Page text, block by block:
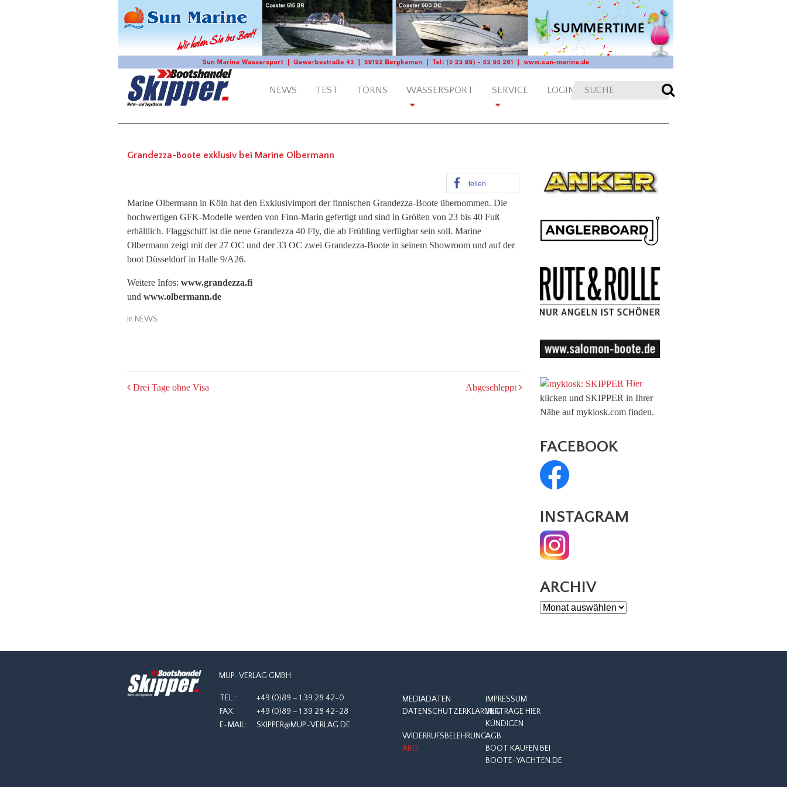
NEWS TEST TÖRNS WASSERSPORT SERVICE LOGIN
Grandezza-Boote exklusiv bei Marine Olbermann
teilen
Marine Olbermann in Köln hat den Exklusivimport der finnischen Grandezza-Boote übernommen. Die
hochwertigen GFK-Modelle werden von Finn-Marin gefertigt und sind in Größen von 23 bis 40 Fuß
erhältlich. Flaggschiff ist die neue Grandezza 40 Fly, die ab Frühling verfügbar sein soll. Marine
Olbermann zeigt mit der 27 OC und der 33 OC zwei Grandezza-Boote in seinem Showroom und auf der
boot Düsseldorf in Halle 9/A26.
Weitere Infos: www.grandezza.fi
und www.olbermann.de
In NEWS
POST
Drei Tage ohne Visa Abgeschleppt
Hier
klicken und SKIPPER in Ihrer
Nähe auf mykiosk.com finden.
FACEBOOK
INSTAGRAM
ARCHIV
Archiv
MUP-VERLAG GMBH
TEL.:
+49 (0)89 – 1 39 28 42-0
FAX:
+49 (0)89 – 1 39 28 42-28
E-MAIL:
SKIPPER@MUP-VERLAG.DE
MEDIADATEN
IMPRESSUM
DATENSCHUTZERKLÄRUNGVERTRÄGE HIER
KÜNDIGEN
WIDERRUFSBELEHRUNGAGB
ABO
BOOT KAUFEN BEI
BOOTE-YACHTEN.DE